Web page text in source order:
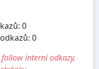
0
0
interní odkazy,